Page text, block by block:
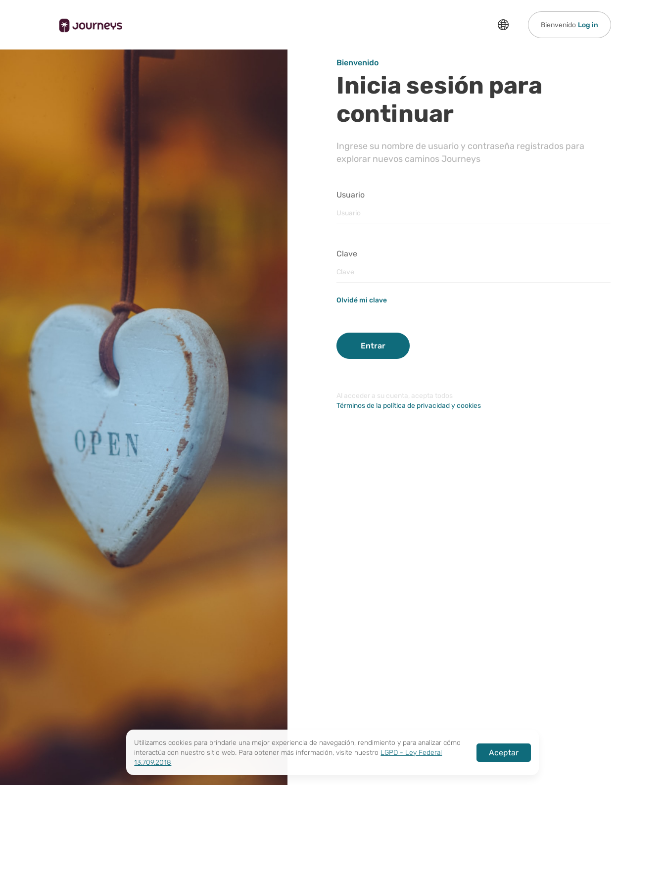
Bienvenido Log in
Bienvenido
Inicia sesión para
continuar
Ingrese su nombre de usuario y contraseña registrados para
explorar nuevos caminos Journeys
Usuario
Clave
Olvidé mi clave
Entrar
Al acceder a su cuenta, acepta todos
Términos de la política de privacidad y cookies
Utilizamos cookies para brindarle una mejor experiencia de navegación, rendimiento y para analizar cómo
interactúa con nuestro sitio web. Para obtener más información, visite nuestro LGPD - Ley Federal
13.709.2018
Aceptar